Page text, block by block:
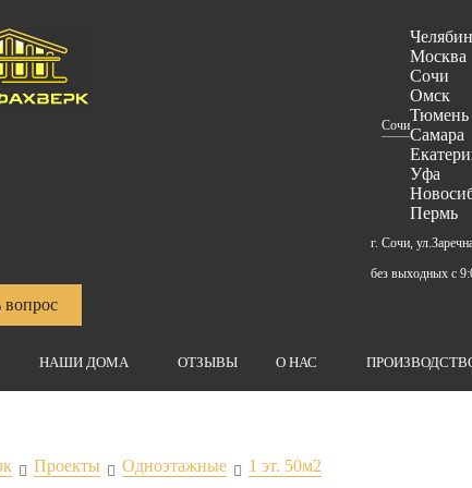
Сочи
Москва
Сочи
Омск
Тюмень
Самара
Уфа
Пермь
г. Сочи,
без выходных с
вопрос
НАШИ ДОМА ОТЗЫВЫ О НАС
Проекты Одноэтажные 1 эт. 50м2